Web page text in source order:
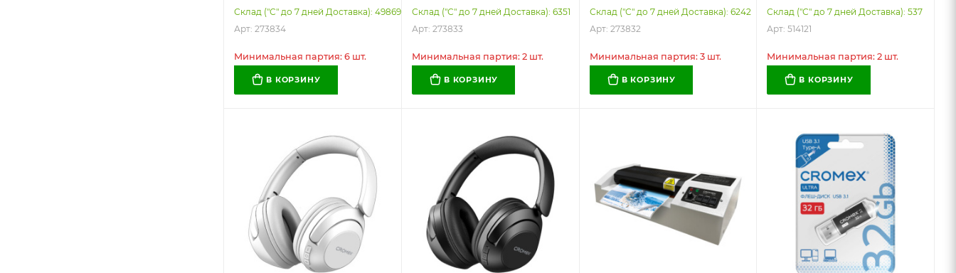
(96х62 мм), 8 разрядов, двойное
питание, черный, 273834
Склад ("С" до 7 дней Доставка): 49869
Арт: 273834
Минимальная партия: 6 шт.
В КОРЗИНУ
(155х80 мм), 401 функция, 10+2
разрядов, черный, 273833
Склад ("С" до 7 дней Доставка): 6351
Арт: 273833
Минимальная партия: 2 шт.
В КОРЗИНУ
(155х80 мм), 240 функций, 10+2
разрядов, черный, 273832
Склад ("С" до 7 дней Доставка): 6242
Арт: 273832
Минимальная партия: 3 шт.
В КОРЗИНУ
CROMEX EP-T28W, Bluetooth 5.4,
белые, 514121
Склад ("С" до 7 дней Доставка): 537
Арт: 514121
Минимальная партия: 2 шт.
В КОРЗИНУ